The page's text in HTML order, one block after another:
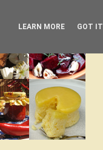
LEARN MORE GOT IT